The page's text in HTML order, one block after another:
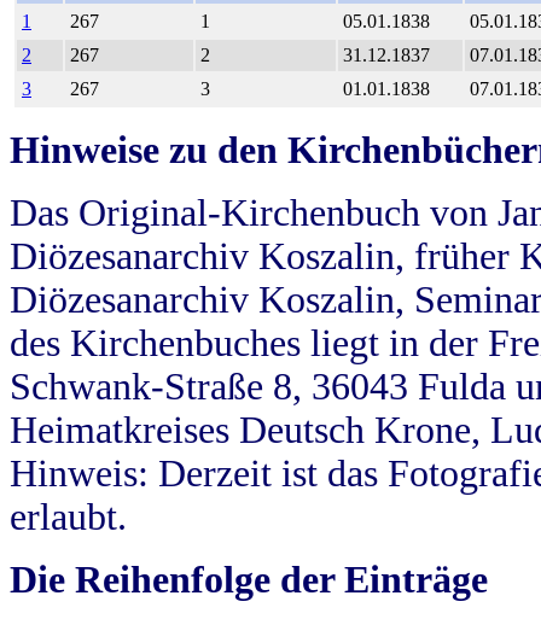
1
267 1 05.01.1838
2
267 2 31.12.1837
3
267 3 01.01.1838
Hinweise zu den
Das Original-Kirchenbuch von
Diözesanarchiv Koszalin, früher
Diözesanarchiv Koszalin,
des Kirchenbuches liegt in der
Schwank-Straße 8, 36043 Fulda
Heimatkreises Deutsch Krone,
Hinweis: Derzeit ist das
erlaubt.
Die Reihenfolge der Einträge